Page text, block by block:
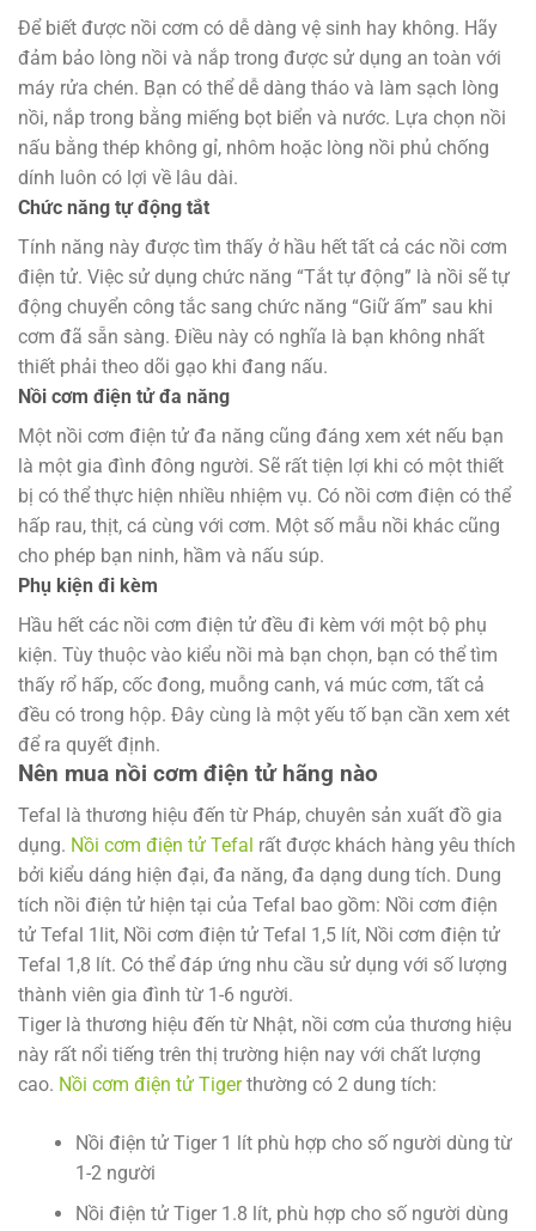
Để biết được nồi cơm có dễ dàng vệ sinh hay không. Hãy
đảm bảo lòng nồi và nắp trong được sử dụng an toàn với
máy rửa chén. Bạn có thể dễ dàng tháo và làm sạch lòng
nồi, nắp trong bằng miếng bọt biển và nước. Lựa chọn nồi
nấu bằng thép không gỉ, nhôm hoặc lòng nồi phủ chống
dính luôn có lợi về lâu dài.
Chức năng tự động tắt
Tính năng này được tìm thấy ở hầu hết tất cả các nồi cơm
điện tử. Việc sử dụng chức năng “Tắt tự động” là nồi sẽ tự
động chuyển công tắc sang chức năng “Giữ ấm” sau khi
cơm đã sẵn sàng. Điều này có nghĩa là bạn không nhất
thiết phải theo dõi gạo khi đang nấu.
Nồi cơm điện tử đa năng
Một nồi cơm điện tử đa năng cũng đáng xem xét nếu bạn
là một gia đình đông người. Sẽ rất tiện lợi khi có một thiết
bị có thể thực hiện nhiều nhiệm vụ. Có nồi cơm điện có thể
hấp rau, thịt, cá cùng với cơm. Một số mẫu nồi khác cũng
cho phép bạn ninh, hầm và nấu súp.
Phụ kiện đi kèm
Hầu hết các nồi cơm điện tử đều đi kèm với một bộ phụ
kiện. Tùy thuộc vào kiểu nồi mà bạn chọn, bạn có thể tìm
thấy rổ hấp, cốc đong, muỗng canh, vá múc cơm, tất cả
đều có trong hộp. Đây cùng là một yếu tố bạn cần xem xét
để ra quyết định.
Nên mua nồi cơm điện tử hãng nào
Tefal là thương hiệu đến từ Pháp, chuyên sản xuất đồ gia
dụng. Nồi cơm điện tử Tefal rất được khách hàng yêu thích
bởi kiểu dáng hiện đại, đa năng, đa dạng dung tích. Dung
tích nồi điện tử hiện tại của Tefal bao gồm: Nồi cơm điện
tử Tefal 1lit, Nồi cơm điện tử Tefal 1,5 lít, Nồi cơm điện tử
Tefal 1,8 lít. Có thể đáp ứng nhu cầu sử dụng với số lượng
thành viên gia đình từ 1-6 người.
Tiger là thương hiệu đến từ Nhật, nồi cơm của thương hiệu
này rất nổi tiếng trên thị trường hiện nay với chất lượng
cao. Nồi cơm điện tử Tigerthường có 2 dung tích:
Nồi điện tử Tiger 1 lít phù hợp cho số người dùng từ
1-2 người
Nồi điện tử Tiger 1.8 lít, phù hợp cho số người dùng